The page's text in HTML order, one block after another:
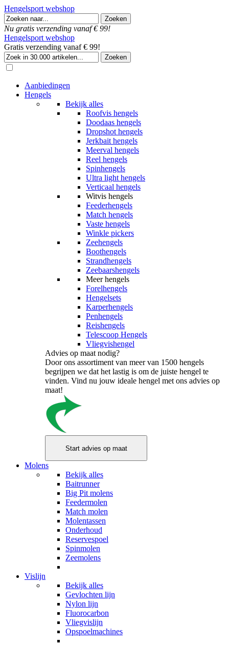
Hengelsport webshop
Nu gratis verzending vanaf € 99!
Hengelsport webshop
Gratis verzending vanaf € 99!
Aanbiedingen
Hengels
Bekijk alles
Roofvis hengels
Doodaas hengels
Dropshot hengels
Jerkbait hengels
Meerval hengels
Reel hengels
Spinhengels
Ultra light hengels
Verticaal hengels
Witvis hengels
Feederhengels
Match hengels
Vaste hengels
Winkle pickers
Zeehengels
Boothengels
Strandhengels
Zeebaarshengels
Meer hengels
Forelhengels
Hengelsets
Karperhengels
Penhengels
Reishengels
Telescoop Hengels
Vliegvishengel
Advies op maat nodig?
Door ons assortiment van meer van 1500 hengels
begrijpen we dat het lastig is om de juiste hengel te
vinden. Vind nu jouw ideale hengel met ons advies op
maat!
Molens
Bekijk alles
Baitrunner
Big Pit molens
Feedermolen
Match molen
Molentassen
Onderhoud
Reservespoel
Spinmolen
Zeemolens
Vislijn
Bekijk alles
Gevlochten lijn
Nylon lijn
Fluorocarbon
Vliegvislijn
Opspoelmachines